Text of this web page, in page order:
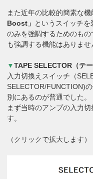
また近年の比較的簡素な
Boost」 というスイッチ
のみを強調するためのもの
も強調する機能はありませ
▼TAPE SELECTOR（テ
入力切換えスイッチ（
SELECTOR/FUNCTION)
別にあるのが普通でした。
まず当時のアンプの入力
す。
（クリックで拡大します）